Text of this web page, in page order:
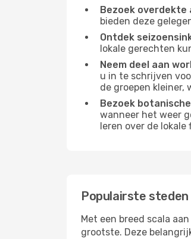
Bezoek
bieden deze
Ontdek
lokale gerechten
Neem deel aan
u in te schrijven
de groepen kleiner,
Bezoek
wanneer het weer
leren over de lokale
Populairste
Met een breed scala
grootste. Deze